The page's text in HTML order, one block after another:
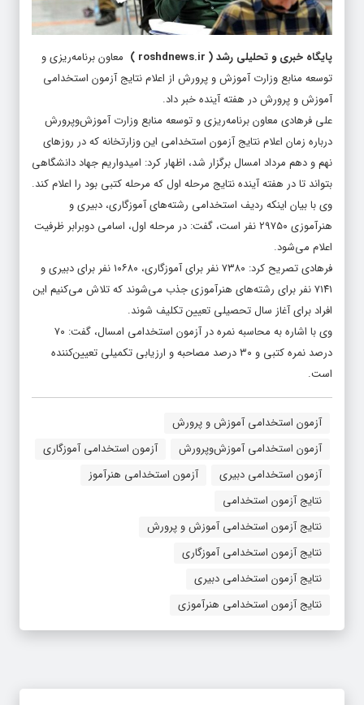
پایگاه خبری و تحلیلی رشد(
roshdnews.ir
) معاون برنامه‌ریزی و
توسعه منابع وزارت آموزش‌ و پرورش از اعلام نتایج آزمون استخدامی
آموزش‌ و پرورش در هفته آینده خبر داد.
علی فرهادی معاون برنامه‌ریزی و توسعه منابع وزارت آموزش‌وپرورش
درباره زمان اعلام نتایج آزمون استخدامی این وزارتخانه که در روزهای
نهم و دهم مرداد امسال برگزار شد، اظهار کرد: امیدواریم جهاد دانشگاهی
بتواند تا در هفته آینده نتایج مرحله اول که مرحله کتبی بود را اعلام کند.
وی با بیان اینکه ردیف استخدامی رشته‌های آموزگاری، دبیری و
هنرآموزی ۲۹۷۵۰ نفر است، گفت: در مرحله اول، اسامی دوبرابر ظرفیت
اعلام می‌شود.
فرهادی تصریح کرد: ۷۳۸۰ نفر برای آموزگاری، ۱۰۶۸۰ نفر برای دبیری و
۷۱۴۱ نفر برای رشته‌های هنرآموزی جذب می‌شوند که تلاش می‌کنیم این
افراد برای آغاز سال تحصیلی تعیین تکلیف شوند.
وی با اشاره به محاسبه نمره در آزمون استخدامی امسال، گفت: ۷۰
درصد نمره کتبی و ۳۰ درصد مصاحبه و ارزیابی تکمیلی تعیین‌کننده
است.
آزمون استخدامی آموزش‌ و پرورش
آزمون استخدامی آموزش‌وپرورش
آزمون استخدامی آموزگاری
آزمون استخدامی دبیری
آزمون استخدامی هنرآموز
نتایج آزمون استخدامی
نتایج آزمون استخدامی آموزش‌ و پرورش
نتایج آزمون استخدامی آموزگاری
نتایج آزمون استخدامی دبیری
نتایج آزمون استخدامی هنرآموزی